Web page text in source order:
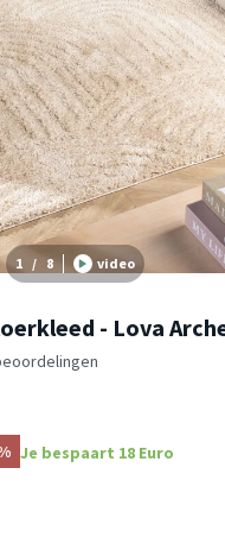
1 / 8 video
- Lova
Je bespaart 18 Euro